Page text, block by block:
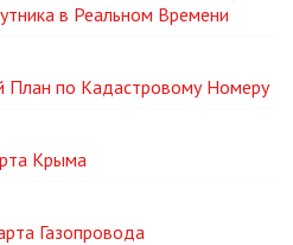
в Реальном Времени
План по Кадастровому Номеру
Крыма
Газопровода